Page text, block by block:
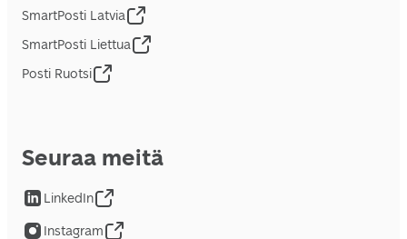
SmartPosti Latvia
SmartPosti Liettua
Posti Ruotsi
Seuraa meitä
LinkedIn
Instagram